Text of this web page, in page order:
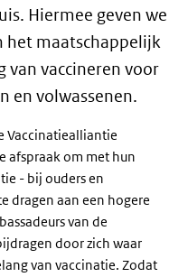
Hiermee geven we
het maatschappelijk
van vaccineren voor
en volwassenen.
Vaccinatiealliantie
afspraak om met hun
- bij ouders en
dragen aan een hogere
van de
door zich waar
van vaccinatie. Zodat